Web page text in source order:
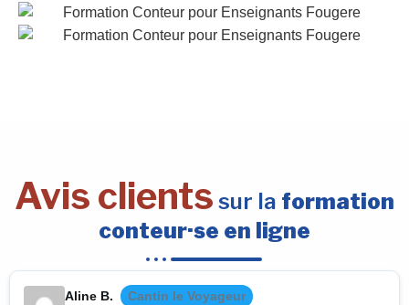
Avis clients sur la formation
conteur·se en ligne
Aline B.
Cantin le Voyageur